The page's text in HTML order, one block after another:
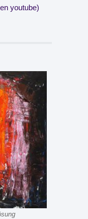
youtube)